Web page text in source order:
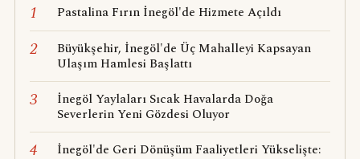
1 Pastalina Fırın İnegöl'de Hizmete Açıldı
2
Büyükşehir, İnegöl'de Üç Mahalleyi Kapsayan
Ulaşım Hamlesi Başlattı
3
İnegöl Yaylaları Sıcak Havalarda Doğa
Severlerin Yeni Gözdesi Oluyor
4
İnegöl'de Geri Dönüşüm Faaliyetleri Yükselişte: